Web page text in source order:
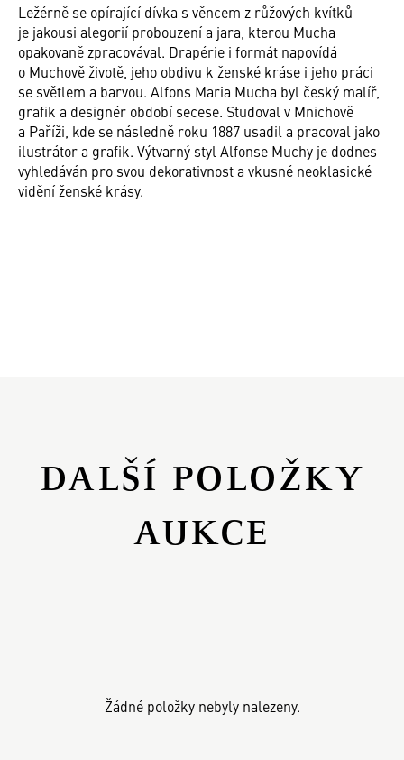
Ležérně se opírající dívka s věncem z růžových kvítků
je jakousi alegorií probouzení a jara, kterou Mucha
opakovaně zpracovával. Drapérie i formát napovídá
o Muchově životě, jeho obdivu k ženské kráse i jeho práci
se světlem a barvou. Alfons Maria Mucha byl český malíř,
grafik a designér období secese. Studoval v Mnichově
a Paříži, kde se následně roku 1887 usadil a pracoval jako
ilustrátor a grafik. Výtvarný styl Alfonse Muchy je dodnes
vyhledáván pro svou dekorativnost a vkusné neoklasické
vidění ženské krásy.
DALŠÍ POLOŽKY
AUKCE
Žádné položky nebyly nalezeny.